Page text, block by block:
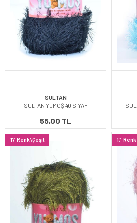
SULTAN
SULTAN YUMOŞ 40 SİYAH
55,00 TL
17 Renk\Çeşit 17